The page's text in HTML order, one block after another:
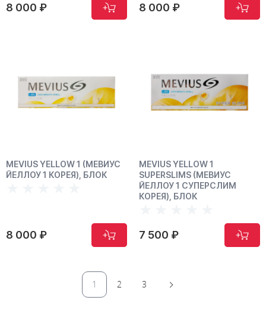
8 000 ₽ 8 000 ₽
MEVIUS YELLOW 1 (МЕВИУС
ЙЕЛЛОУ 1 КОРЕЯ), БЛОК
8 000 ₽
MEVIUS YELLOW 1
SUPERSLIMS (МЕВИУС
ЙЕЛЛОУ 1 СУПЕРСЛИМ
КОРЕЯ), БЛОК
7 500 ₽
1 2 3